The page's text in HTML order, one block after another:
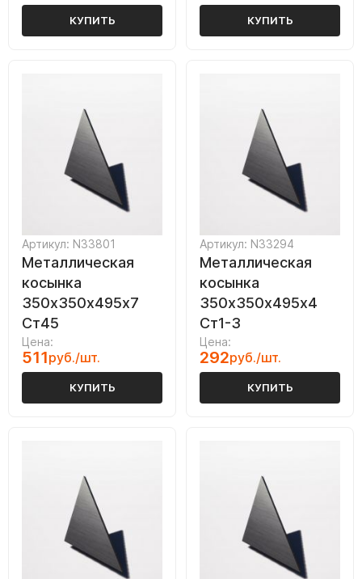
КУПИТЬ КУПИТЬ
Артикул: N33801
Металлическая
косынка
350х350х495х7
Ст45
Цена:
511руб./шт.
КУПИТЬ
Артикул: N33294
Металлическая
косынка
350х350х495х4
Ст1-3
Цена:
292руб./шт.
КУПИТЬ